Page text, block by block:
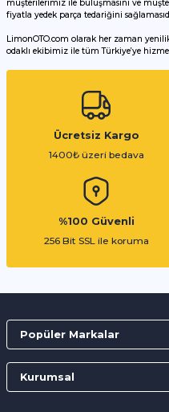
müşterilerimiz ile buluşmasını ve
fiyatla yedek parça tedariğini
LimonOTO.com olarak her zaman
odaklı ekibimiz ile tüm Türkiye’ye
Ücretsiz Kargo
1400₺ üzeri bedava
%100 Güvenli
256 Bit SSL ile koruma
Popüler Markalar
Kurumsal